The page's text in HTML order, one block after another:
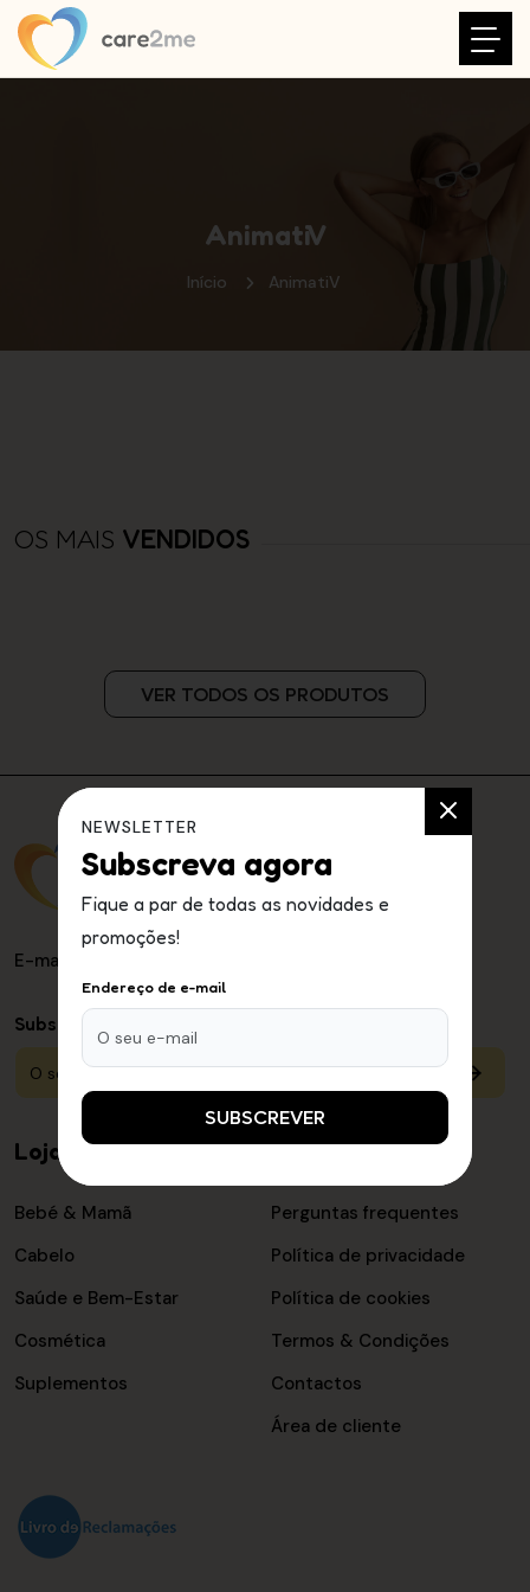
AnimatiV
Início AnimatiV
OS MAIS VENDIDOS
VER TODOS OS PRODUTOS
E-mail
Subscreva a nossa newsletter:
Loja online
Bebé & Mamã
Cabelo
Saúde e Bem-Estar
Cosmética
Suplementos
Informações
Perguntas frequentes
Política de privacidade
Política de cookies
Termos & Condições
Contactos
Área de cliente
NEWSLETTER
Subscreva agora
Fique a par de todas as novidades e
promoções!
Endereço de e-mail
SUBSCREVER